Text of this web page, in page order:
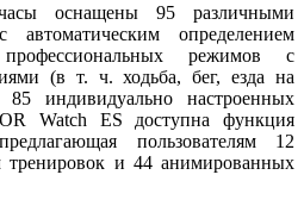
оснащены 95 различными
определением
режимов с
(в т. ч. ходьба, бег, езда на
индивидуально настроенных
Watch ES доступна функция
пользователям 12
и 44 анимированных